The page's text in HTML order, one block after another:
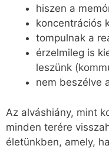
hiszen a
koncentrációs
tompulnak a
érzelmileg is
leszünk
nem beszélve
Az alváshiány, mint
minden terére
életünkben, amely,